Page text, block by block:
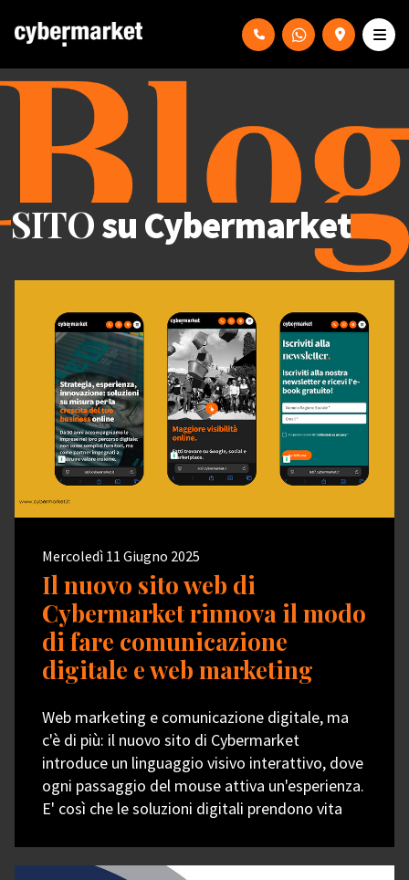
SITOsu Cybermarket
Mercoledì 11 Giugno 2025
Il nuovo sito web di
Cybermarket rinnova il modo
di fare comunicazione
digitale e web marketing
Web marketing e comunicazione digitale, ma
c'è di più: il nuovo sito di Cybermarket
introduce un linguaggio visivo interattivo, dove
ogni passaggio del mouse attiva un'esperienza.
E' così che le soluzioni digitali prendono vita